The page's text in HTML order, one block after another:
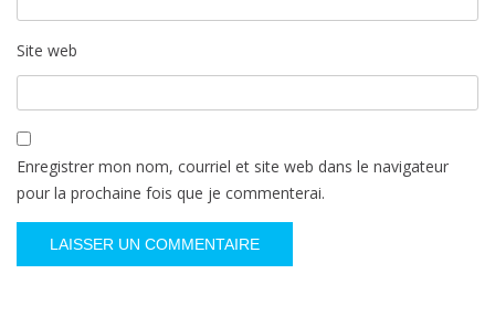
Site web
Enregistrer mon nom, courriel et site web dans le navigateur
pour la prochaine fois que je commenterai.